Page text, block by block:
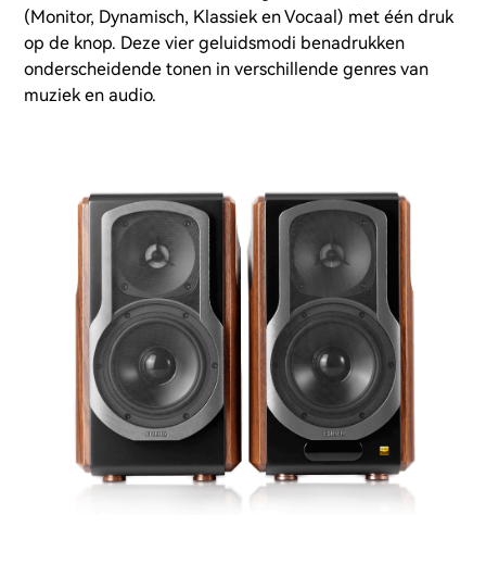
(Monitor, Dynamisch, Klassiek en Vocaal) met één druk
op de knop. Deze vier geluidsmodi benadrukken
onderscheidende tonen in verschillende genres van
muziek en audio.